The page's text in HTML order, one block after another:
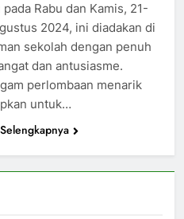
Rabu dan Kamis, 21-
2024, ini diadakan di
sekolah dengan penuh
dan antusiasme.
perlombaan menarik
untuk…